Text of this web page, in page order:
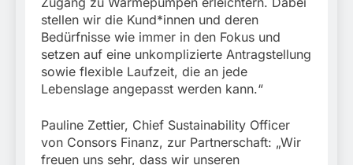
stellen wir die Kund*innen und deren
Bedürfnisse wie immer in den Fokus und
setzen auf eine unkomplizierte Antragstellung
sowie flexible Laufzeit, die an jede
Lebenslage angepasst werden kann.“
Pauline Zettier, Chief Sustainability Officer
von Consors Finanz, zur Partnerschaft: „Wir
freuen uns sehr, dass wir unseren